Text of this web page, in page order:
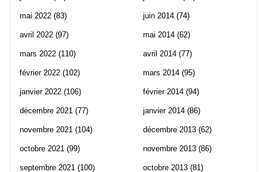
mai 2022 (83)
avril 2022 (97)
mars 2022 (110)
février 2022 (102)
janvier 2022 (106)
décembre 2021 (77)
novembre 2021 (104)
octobre 2021 (99)
septembre 2021 (100)
juin 2014 (74)
mai 2014 (62)
avril 2014 (77)
mars 2014 (95)
février 2014 (94)
janvier 2014 (86)
décembre 2013 (62)
novembre 2013 (86)
octobre 2013 (81)